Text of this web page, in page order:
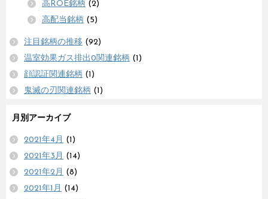
高ROE銘柄 (2)
高配当銘柄 (5)
注目銘柄の推移 (92)
温室効果ガス排出0関連銘柄 (1)
顔認証関連銘柄 (1)
鬼滅の刃関連銘柄 (1)
月別アーカイブ
2021年4月 (1)
2021年3月 (14)
2021年2月 (8)
2021年1月 (14)